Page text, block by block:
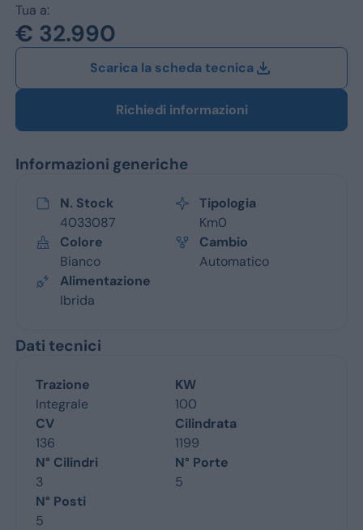
Dacia
Renault
Vedi tutti i marchi
Tua a:
€ 32.990
Scarica la scheda tecnica
Richiedi informazioni
Informazioni generiche
N. Stock
4033087
Tipologia
Km0
Colore
Bianco
Cambio
Automatico
Alimentazione
Ibrida
Dati tecnici
Trazione
Integrale
KW
100
CV
136
Cilindrata
1199
N° Cilindri
3
N° Porte
5
N° Posti
5